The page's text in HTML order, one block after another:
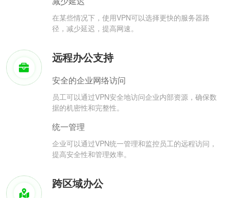
在某些情况下，使用VPN可以选择更快的服务器路
径，减少延迟，提高网速。
远程办公支持
安全的企业网络访问
员工可以通过VPN安全地访问企业内部资源，确保数
据的机密性和完整性。
统一管理
企业可以通过VPN统一管理和监控员工的远程访问，
提高安全性和管理效率。
跨区域办公